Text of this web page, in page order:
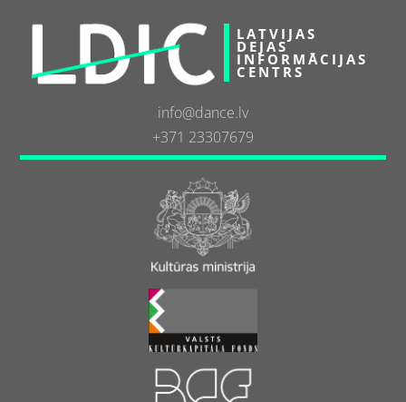
LATVIJAS
DEJAS
INFORMĀCIJAS
CENTRS
info@dance.lv
+371 23307679